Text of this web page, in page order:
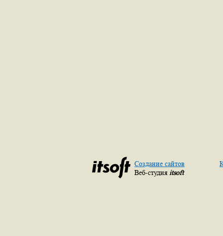
Создание сайтов
Веб-студия itsoft